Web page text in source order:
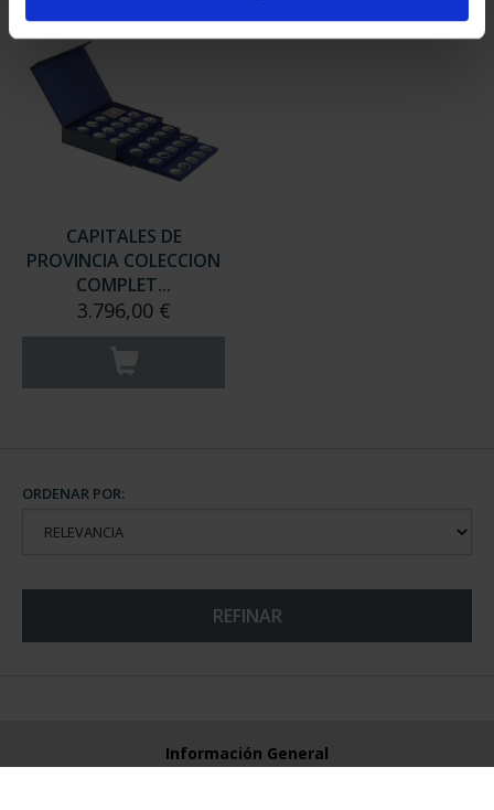
CAPITALES DE
PROVINCIA COLECCION
COMPLET...
3.796,00 €
ORDENAR POR:
REFINAR
Información General